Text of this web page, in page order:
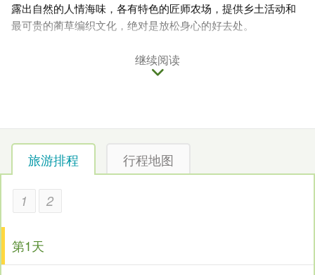
露出自然的人情海味，各有特色的匠师农场，提供乡土活动和
最可贵的蔺草编织文化，绝对是放松身心的好去处。
●旅游焦点：匠师的故乡休闲农业区
匠师的故乡结合大甲当地农村风光和自然体验，可自行携带单
织、农业体验、传统米食、稻草、挽面、砾石滩等项目，丰富
的人文与自然景观，让游客体验农村纯朴的生活及自然保育的
娱乐性。
●旅游小帮手
大肚溪口野生动物保护区全天开放，民众可以依照自己需求，
继续阅读
旅游排程 行程地图
1 2
第1天